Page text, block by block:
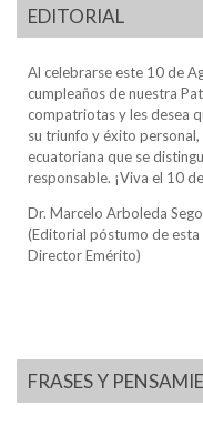
EDITORIAL
Al celebrarse este 10 de
cumpleaños de nuestra
compatriotas y les desea
su triunfo y éxito
ecuatoriana que se
responsable. ¡Viva el 10
Dr. Marcelo Arboleda
(Editorial póstumo de
Director Emérito)
FRASES Y